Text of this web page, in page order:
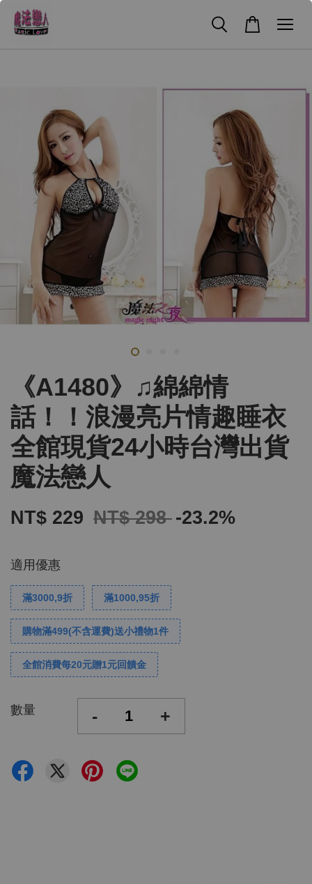
《A1480》♫綿綿情
話！！浪漫亮片情趣睡衣
全館現貨24小時台灣出貨
魔法戀人
NT$ 229 NT$ 298 -23.2%
適用優惠
滿3000,9折 滿1000,95折
購物滿499(不含運費)送小禮物1件
全館消費每20元贈1元回饋金
數量 - +